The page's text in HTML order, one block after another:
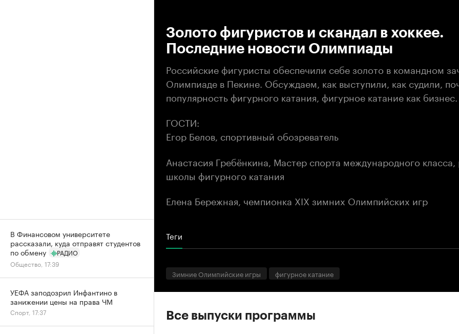
Золото фигуристов и скандал в хоккее.
Последние новости Олимпиады
Российские фигуристы обеспечили себе золото в командном
Олимпиаде в Пекине. Обсуждаем, как выступили, как судили,
популярность фигурного катания, фигурное катание как бизнес.
ГОСТИ:
Егор Белов, спортивный обозреватель
Анастасия Гребёнкина, Мастер спорта международного класса,
школы фигурного катания
Елена Бережная, чемпионка XIX зимних Олимпийских игр
Теги
Зимние Олимпийские игры фигурное катание
Все выпуски программы
В Финансовом университете
рассказали, куда отправят студентов
по обмену
РАДИО
Общество, 17:39
УЕФА заподозрил Инфантино в
занижении цены на права ЧМ
Спорт, 17:37